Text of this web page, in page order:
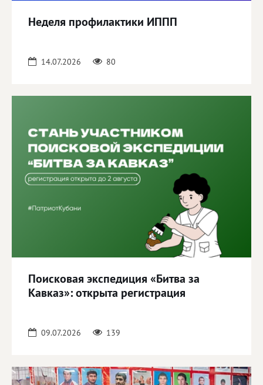
Неделя профилактики ИППП
14.07.2026 80
Поисковая экспедиция «Битва за
Кавказ»: открыта регистрация
09.07.2026 139